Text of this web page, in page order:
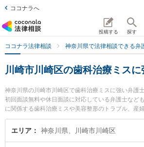
ココナラへ
投稿する 探す
ココナラ法律相談 神奈川県で法律相談できる弁
川崎市川崎区の歯科治療ミス
神奈川県の川崎市川崎区で歯科治療ミスに強い弁護
初回面談無料や休日面談に対応している弁護士など
に関係する歯科治療ミスや美容整形のトラブル、産
野での絞り込み検索もでき便利です。特に川崎オア
弁護士や川崎パシフィック法律事務所の齋藤 毅弁護
エリア 神奈川県、川崎市川崎区